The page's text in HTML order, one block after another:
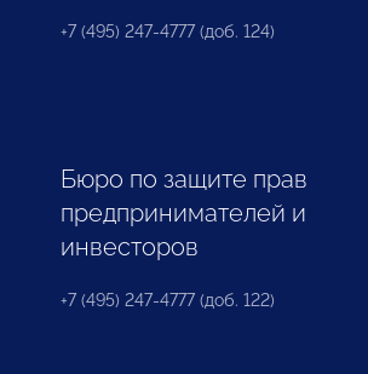
+7 (495) 247-4777 (доб. 124)
Бюро по защите прав
предпринимателей и
инвесторов
+7 (495) 247-4777 (доб. 122)